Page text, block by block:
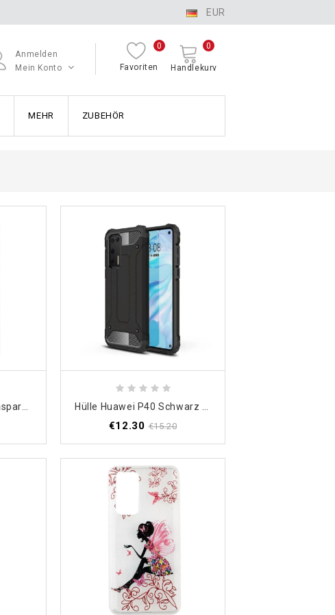
EUR
Anmelden
Mein Konto
0
Favoriten
0
Handlekurv
MEHR ZUBEHÖR
€12.30 €15.20